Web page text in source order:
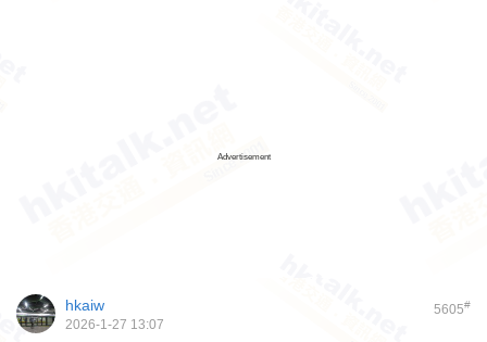
Advertisement
5605#
hkaiw
2026-1-27 13:07